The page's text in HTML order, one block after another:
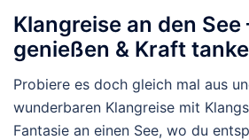
Klangreise an den See
genießen & Kraft
Probiere es doch gleich mal aus
wunderbaren Klangreise mit
Fantasie an einen See, wo du